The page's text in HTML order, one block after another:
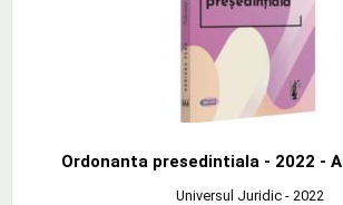
Ordonanta presedintiala - 2022 -
Universul Juridic- 2022